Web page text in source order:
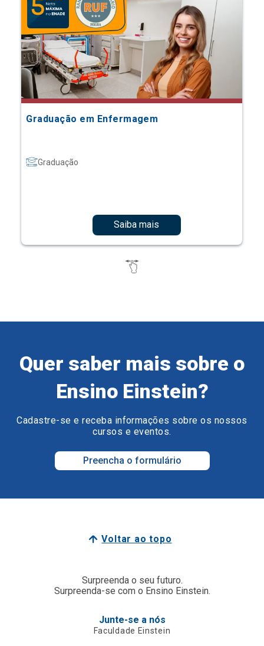
Graduação em Enfermagem
Graduação
Saiba mais
Quer saber mais sobre o
Ensino Einstein?
Cadastre-se e receba informações sobre os nossos
cursos e eventos.
Preencha o formulário
Voltar ao topo
Surpreenda o seu futuro.
Surpreenda-se com o Ensino Einstein.
Junte-se a nós
Faculdade Einstein